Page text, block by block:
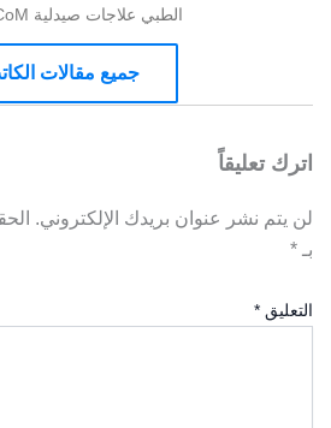
الطبي علاجات صيدلية 3lagat.CoM
جميع مقالات
اترك تعليقاً
لن يتم نشر عنوان بريدك الإلكتروني.
بـ *
التعليق *